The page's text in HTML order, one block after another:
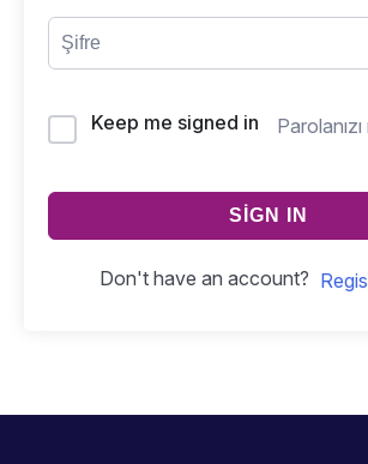
Keep me signed in
SIGN IN
Don't have an account?